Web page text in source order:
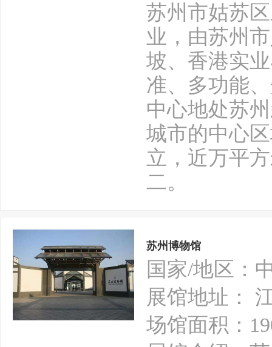
苏州市姑苏
业，由苏州
坡、香港实
准、多功能
中心地处苏
城市的中心
立，近万平
二。
苏州博物馆
国家/地区：
展馆地址：
场馆面积：